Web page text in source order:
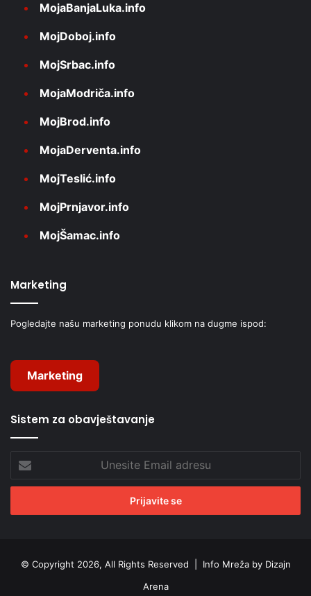
MojaBanjaLuka.info
MojDoboj.info
MojSrbac.info
MojaModriča.info
MojBrod.info
MojaDerventa.info
MojTeslić.info
MojPrnjavor.info
MojŠamac.info
Marketing
Pogledajte našu marketing ponudu klikom na dugme ispod:
Marketing
Sistem za obavještavanje
Unesite
Email
adresu
© Copyright 2026, All Rights Reserved | Info Mreža by Dizajn
Arena